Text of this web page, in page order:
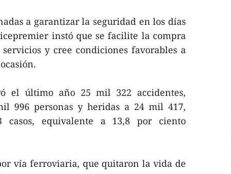
a garantizar la seguridad en los días
instó que se facilite la compra
y cree condiciones favorables a
el último año 25 mil 322 accidentes,
996 personas y heridas a 24 mil 417,
equivalente a 13,8 por ciento
vía ferroviaria, que quitaron la vida de